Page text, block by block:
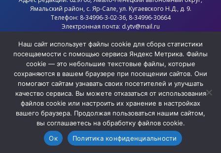
Ямальский район, с. Яр-Сале, ул. Кугаевского Н.Д., д. 9.
Телефон: 8-34996-3-02-36, 8-34996-30664
Электронная почта: d.ytv@mail.ru
Политика конфиденциальности
Наш сайт использует файлы cookie для сбора статистики
посещаемости с помощью сервиса Яндекс Метрика. Файлы
cookie — это небольшие текстовые файлы, которые
сохраняются в вашем браузере при посещении сайтов. Они
помогают сайтам узнавать своих посетителей и улучшать
качество сервиса. Вы можете отказаться от использования
файлов cookie или настроить их хранение в настройках
вашего браузера. Продолжая пользоваться нашим сайтом,
вы соглашаетесь на обработку файлов cookie.
Ок
Политика конфиденциальности